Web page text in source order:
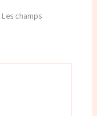
Les champs